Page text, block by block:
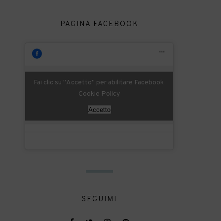
PAGINA FACEBOOK
Fai clic su "Accetto" per abilitare Facebook
Cookie Policy
Accetto
SEGUIMI